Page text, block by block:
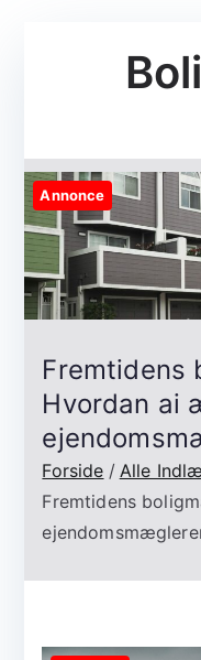
Annonce
Fremtidens
Hvordan ai
Forside
Alle
Fremtidens